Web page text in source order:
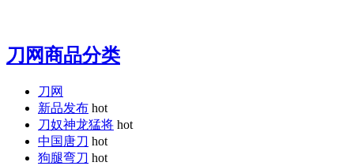
刀网商品分类
刀网
新品发布 hot
刀奴神龙猛将 hot
中国唐刀 hot
狗腿弯刀 hot